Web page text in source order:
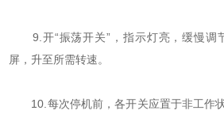
9.开“振荡开关”，指示灯亮，缓慢调
屏，升至所需转速。
10.每次停机前，各开关应置于非工作状